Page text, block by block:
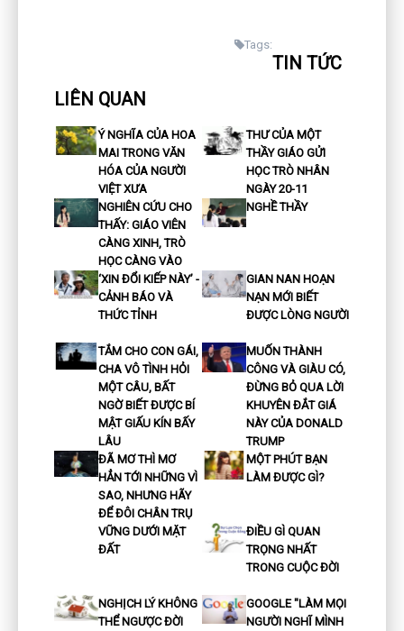
Tags:
TIN TỨC
LIÊN QUAN
Ý NGHĨA CỦA HOA
MAI TRONG VĂN
HÓA CỦA NGƯỜI
VIỆT XƯA
THƯ CỦA MỘT
THẦY GIÁO GỬI
HỌC TRÒ NHÂN
NGÀY 20-11
NGHIÊN CỨU CHO
THẤY: GIÁO VIÊN
CÀNG XINH, TRÒ
HỌC CÀNG VÀO
NGHỀ THẦY
‘XIN ĐỔI KIẾP NÀY’ -
CẢNH BÁO VÀ
THỨC TỈNH
GIAN NAN HOẠN
NẠN MỚI BIẾT
ĐƯỢC LÒNG NGƯỜI
TẮM CHO CON GÁI,
CHA VÔ TÌNH HỎI
MỘT CÂU, BẤT
NGỜ BIẾT ĐƯỢC BÍ
MẬT GIẤU KÍN BẤY
LÂU
MUỐN THÀNH
CÔNG VÀ GIÀU CÓ,
ĐỪNG BỎ QUA LỜI
KHUYÊN ĐẮT GIÁ
NÀY CỦA DONALD
TRUMP
ĐÃ MƠ THÌ MƠ
HẲN TỚI NHỮNG VÌ
SAO, NHƯNG HÃY
ĐỂ ĐÔI CHÂN TRỤ
VỮNG DƯỚI MẶT
ĐẤT
MỘT PHÚT BẠN
LÀM ĐƯỢC GÌ?
ĐIỀU GÌ QUAN
TRỌNG NHẤT
TRONG CUỘC ĐỜI
NGHỊCH LÝ KHÔNG
THỂ NGƯỢC ĐỜI
GOOGLE "LÀM MỌI
NGƯỜI NGHĨ MÌNH